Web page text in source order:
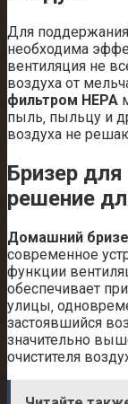
Для
необходима
вентиляция не
воздуха от
фильтром HEPA
пыль‚ пыльцу и
воздуха не
Бризер
решение
Домашний
современное
функции
обеспечивает
улицы‚
застоявшийся
значительно
очистителя